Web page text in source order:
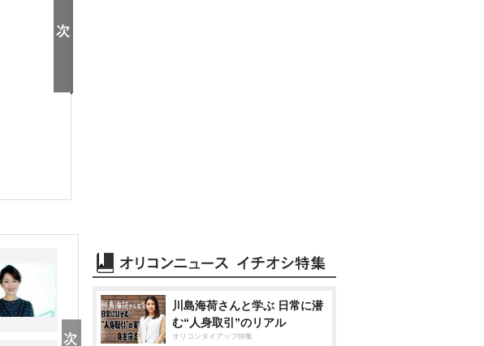
川島海荷さんと学ぶ 日常に潜
む“人身取引”のリアル
オリコンタイアップ特集